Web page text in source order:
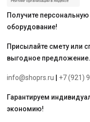
Получите
оборудование!
Присылайте смету или
выгодное предложение.
info@shoprs.ru +7 (921)
Гарантируем
экономию!